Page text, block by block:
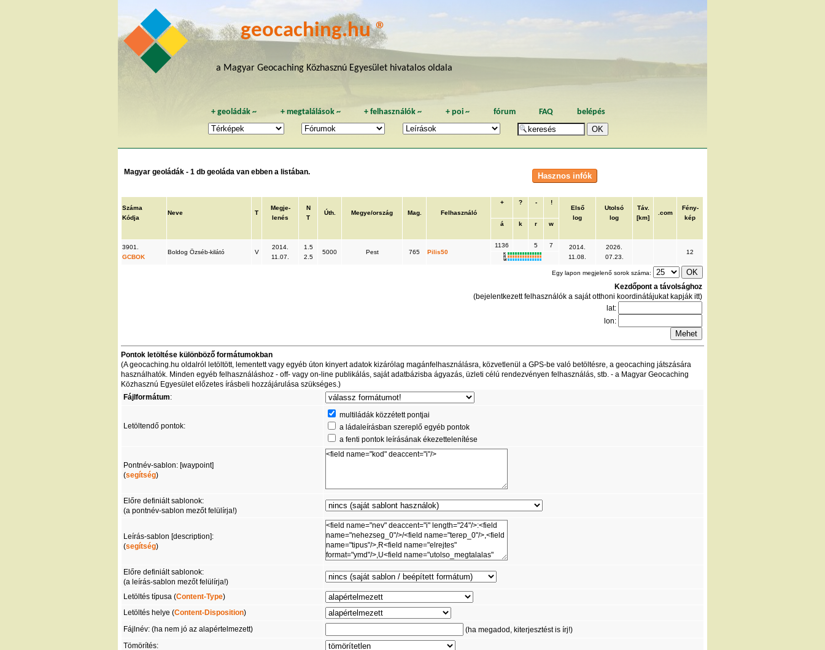
geocaching.hu ®
a Magyar Geocaching Közhasznú Egyesület hivatalos oldala
+geoládák ~ + megtalálások~ +felhasználók ~ + poi~ fórum FAQ belépés
Magyar geoládák - 1 db geoláda van ebben a listában.
Száma
Kódja
Neve T
Megje-
lenés
N
T
Úth. Megye/ország Mag. Felhasználó
+ ? -
!
Első
log
Utolsó
log
Táv.
[km]
.com
Fény-
kép
á
k r w
3901.
GCBOK
Boldog Özséb-kilátó V
2014.
11.07.
1.5
2.5
5000 Pest 765 Pilis50
1136 5 7
2014.
11.08.
2026.
07.23.
12
K
R
W
Egy lapon megjelenő sorok száma:
Kezdőpont a távolsághoz
(bejelentkezett felhasználók a saját otthoni koordinátájukat kapják itt)
lat:
lon:
Pontok letöltése különböző formátumokban
(A geocaching.hu oldalról letöltött, lementett vagy egyéb úton kinyert adatok kizárólag magánfelhasználásra, közvetlenül a GPS-be való betöltésre, a geocaching játszására
használhatók. Minden egyéb felhasználáshoz - off- vagy on-line publikálás, saját adatbázisba ágyazás, üzleti célú rendezvényen felhasználás, stb. - a Magyar Geocaching
Közhasznú Egyesület előzetes írásbeli hozzájárulása szükséges.)
Fájlformátum:
Letöltendő pontok:
multiládák közzétett pontjai
a ládaleírásban szereplő egyéb pontok
a fenti pontok leírásának ékezettelenítése
Pontnév-sablon: [waypoint]
(segítség)
Előre definiált sablonok:
(a pontnév-sablon mezőt felülírja!)
Leírás-sablon [description]:
(segítség)
Előre definiált sablonok:
(a leírás-sablon mezőt felülírja!)
Letöltés típusa (Content-Type)
Letöltés helye (Content-Disposition)
Fájlnév: (ha nem jó az alapértelmezett)
(ha megadod, kiterjesztést is írj!)
Tömörítés: